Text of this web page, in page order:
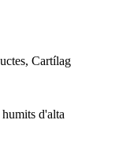
Cartílag